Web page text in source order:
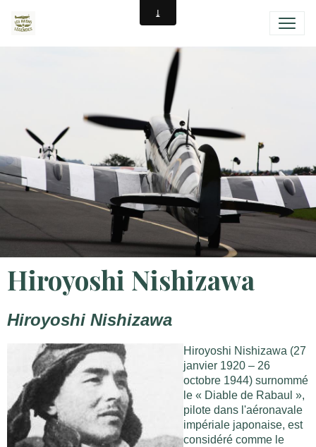
Hiroyoshi Nishizawa
Hiroyoshi Nishizawa
Hiroyoshi Nishizawa (27
janvier 1920 – 26
octobre 1944) surnommé
le « Diable de Rabaul »,
pilote dans l'aéronavale
impériale japonaise, est
considéré comme le